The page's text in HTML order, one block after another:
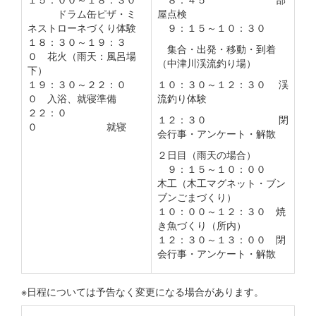
ドラム缶ピザ・ミ
ネストローネづくり体験
１８：３０～１９：３
０ 花火（雨天：風呂場
下）
１９：３０～２２：０
０ 入浴、就寝準備
２２：０
０ 就寝
屋点検
９：１５～１０：３０
集合・出発・移動・到着
（中津川渓流釣り場）
１０：３０～１２：３０ 渓
流釣り体験
１２：３０ 閉
会行事・アンケート・解散
２日目（雨天の場合）
９：１５～１０：００
木工（木工マグネット・ブン
ブンごまづくり）
１０：００～１２：３０ 焼
き魚づくり（所内）
１２：３０～１３：００ 閉
会行事・アンケート・解散
※日程については予告なく変更になる場合があります。